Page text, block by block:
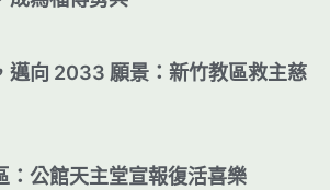
邁向 2033 願景：新竹教區救主慈
：公館天主堂宣報復活喜樂